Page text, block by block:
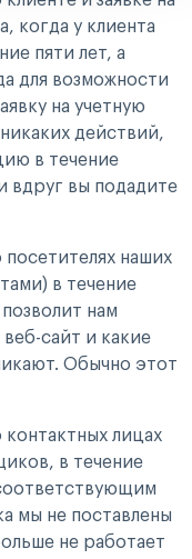
когда у клиента
пяти лет, а
для возможности
на учетную
действий,
в течение
вдруг вы подадите
наших
в течение
нам
сайт и какие
Обычно этот
лицах
в течение
мы не поставлены
не работает